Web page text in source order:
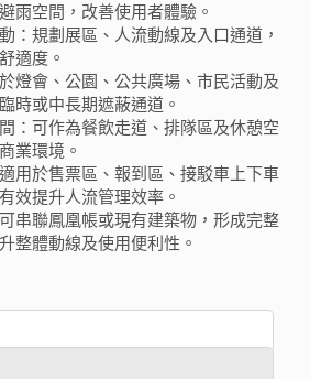
雨空間，改善使用者體驗。
：規劃展區、人流動線及入口通道，
適度。
燈會、公園、公共廣場、市民活動及
時或中長期遮蔽通道。
：可作為餐飲走道、排隊區及休憩空
業環境。
用於售票區、報到區、接駁車上下車
效提升人流管理效率。
串聯鳳凰帳或現有建築物，形成完整
整體動線及使用便利性。